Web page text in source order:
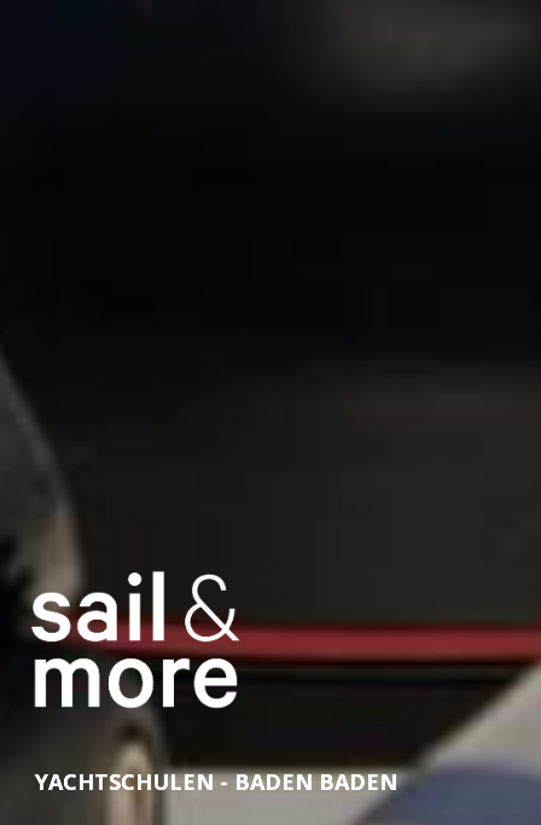
YACHTSCHULEN - BADEN BADEN